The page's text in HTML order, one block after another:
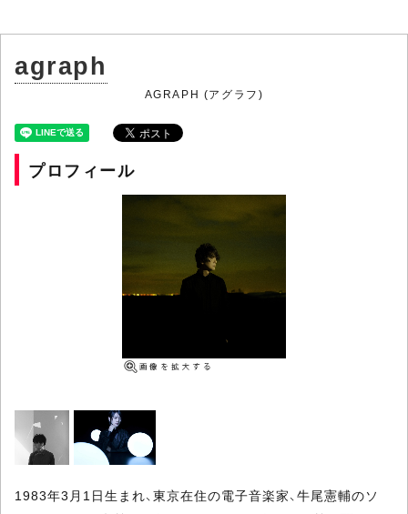
agraph
AGRAPH (アグラフ)
プロフィール
1983年3月1日生まれ、東京在住の電子音楽家、牛尾憲輔のソ